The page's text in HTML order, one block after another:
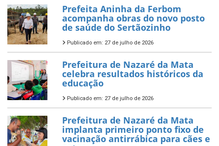
Prefeita Aninha da Ferbom
acompanha obras do novo posto
de saúde do Sertãozinho
Publicado em: 27 de julho de 2026
Prefeitura de Nazaré da Mata
celebra resultados históricos da
educação
Publicado em: 27 de julho de 2026
Prefeitura de Nazaré da Mata
implanta primeiro ponto fixo de
vacinação antirrábica para cães e